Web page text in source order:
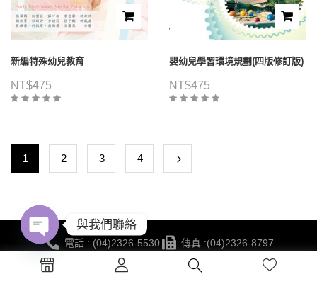
新編特殊幼兒教育
NT$475
嬰幼兒學習環境規劃(四版修訂版)
NT$475
1 2 3 4
電話 : (04)2326-5530
傳真 :(04)2326-8797
地點 :台中市西區公益路130號7樓
與我們聯絡
Open
chaty